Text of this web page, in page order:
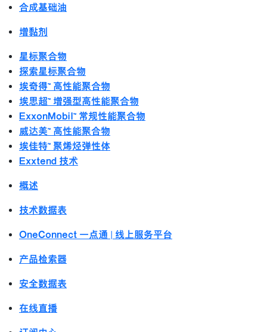
合成基础油
增黏剂
星标聚合物
探索星标聚合物
埃奇得™ 高性能聚合物
埃思超™ 增强型高性能聚合物
ExxonMobil™ 常规性能聚合物
威达美™ 高性能聚合物
埃佳特™ 聚烯烃弹性体
Exxtend 技术
概述
技术数据表
OneConnect 一点通 | 线上服务平台
产品检索器
安全数据表
在线直播